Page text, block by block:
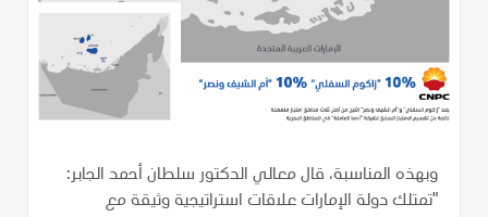
وبهذه المناسبة، قال معالي الدكتور سلطان أحمد الجابر:
"تمتلك دولة الإمارات علاقات استراتيجية وثيقة مع